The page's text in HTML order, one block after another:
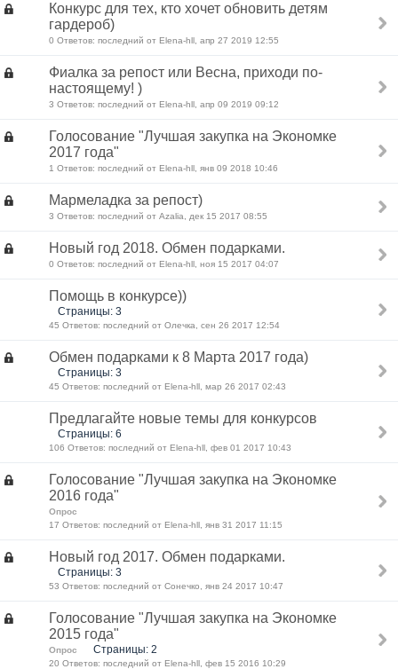
Конкурс для тех, кто хочет обновить детям
гардероб)
0 Ответов: последний от Elena-hll, апр 27 2019 12:55
Фиалка за репост или Весна, приходи по-
настоящему! )
3 Ответов: последний от Elena-hll, апр 09 2019 09:12
Голосование "Лучшая закупка на Экономке
2017 года"
1 Ответов: последний от Elena-hll, янв 09 2018 10:46
Мармеладка за репост)
3 Ответов: последний от Azalia, дек 15 2017 08:55
Новый год 2018. Обмен подарками.
0 Ответов: последний от Elena-hll, ноя 15 2017 04:07
Помощь в конкурсе))
Страницы: 3
45 Ответов: последний от Олечка, сен 26 2017 12:54
Обмен подарками к 8 Марта 2017 года)
Страницы: 3
45 Ответов: последний от Elena-hll, мар 26 2017 02:43
Предлагайте новые темы для конкурсов
Страницы: 6
106 Ответов: последний от Elena-hll, фев 01 2017 10:43
Голосование "Лучшая закупка на Экономке
2016 года"
Опрос
17 Ответов: последний от Elena-hll, янв 31 2017 11:15
Новый год 2017. Обмен подарками.
Страницы: 3
53 Ответов: последний от Сонечко, янв 24 2017 10:47
Голосование "Лучшая закупка на Экономке
2015 года"
Опрос Страницы: 2
20 Ответов: последний от Elena-hll, фев 15 2016 10:29